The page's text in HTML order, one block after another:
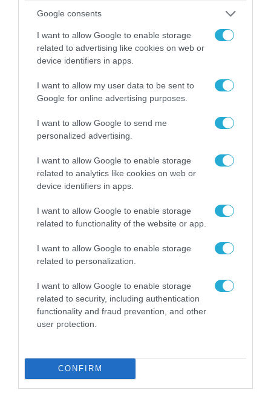
Google consents
I want to allow Google to enable storage
related to advertising like cookies on web or
device identifiers in apps.
I want to allow my user data to be sent to
Google for online advertising purposes.
I want to allow Google to send me
personalized advertising.
I want to allow Google to enable storage
related to analytics like cookies on web or
device identifiers in apps.
I want to allow Google to enable storage
related to functionality of the website or app.
I want to allow Google to enable storage
related to personalization.
I want to allow Google to enable storage
related to security, including authentication
functionality and fraud prevention, and other
user protection.
CONFIRM
08.08.2026 | 12:02
Ιράν: Δημοσίευσε φωτογραφίες
drones που καταρρίφθηκαν
08.08.2026 | 13:02